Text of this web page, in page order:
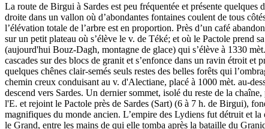
La route de Birgui à Sardes est peu fréquentée et présente
droite dans un vallon où d’abondantes fontaines coulent de tous
l’élévation totale de l’arbre est en proportion. Près d’un café
sur un petit plateau où s’élève le v. de Téké; et où le Pactole prend
(aujourd'hui Bouz-Dagh, montagne de glace) qui s’élève à 1330
cascades sur des blocs de granit et s’enfonce dans un ravin étroit
quelques chênes clair-semés seuls restes des belles forêts qui
chemin creux conduisant au v. d'Alectiane, placé à 1000 mèt. au-
descend vers Sardes. Un dernier sommet, isolé du reste de la
l'E. et rejoint le Pactole près de Sardes (Sart) (6 à 7 h. de Birgui),
magnifiques du monde ancien. L’empire des Lydiens fut détruit et
le Grand, entre les mains de qui elle tomba après la bataille du